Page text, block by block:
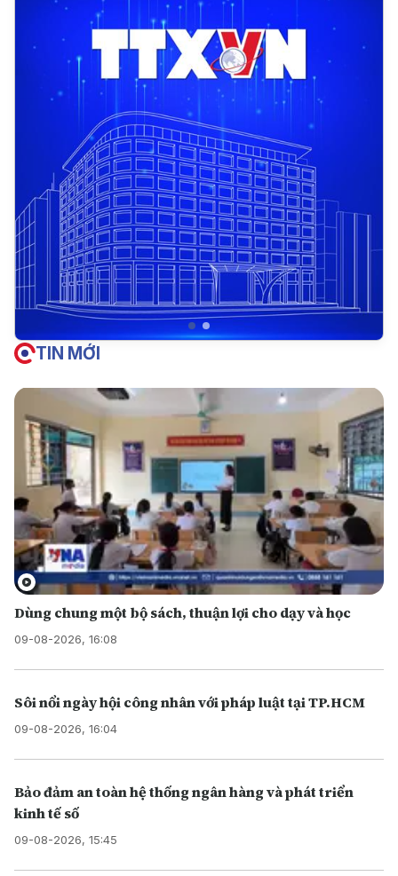
TIN MỚI
Dùng chung một bộ sách, thuận lợi cho dạy và học
09-08-2026, 16:08
Sôi nổi ngày hội công nhân với pháp luật tại TP.HCM
09-08-2026, 16:04
Bảo đảm an toàn hệ thống ngân hàng và phát triển
kinh tế số
09-08-2026, 15:45